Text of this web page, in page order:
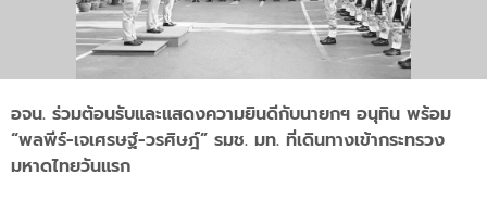
อจน. ร่วมต้อนรับและแสดงความยินดีกับนายกฯ อนุทิน พร้อม
“พลพีร์-เจเศรษฐ์-วรศิษฎ์” รมช. มท. ที่เดินทางเข้ากระทรวง
มหาดไทยวันแรก